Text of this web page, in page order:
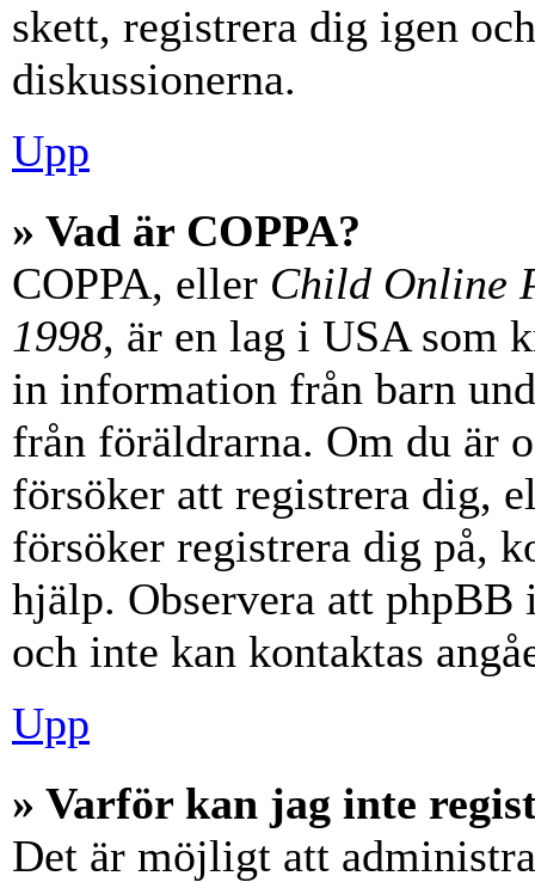
skett, registrera dig igen
diskussionerna.
Upp
» Vad är COPPA?
COPPA, eller Child Online
1998, är en lag i USA som
in information från barn
från föräldrarna. Om du är
försöker att registrera dig,
försöker registrera dig på,
hjälp. Observera att
och inte kan kontaktas
Upp
» Varför kan jag inte
Det är möjligt att